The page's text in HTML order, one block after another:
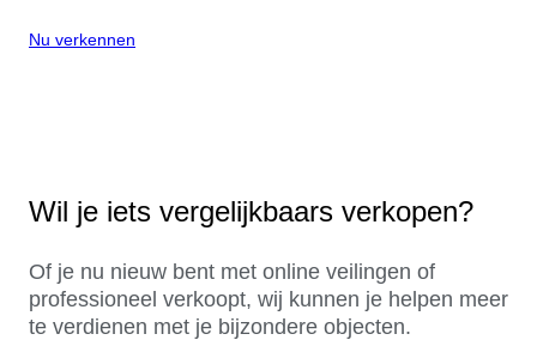
Nu verkennen
Wil je iets vergelijkbaars verkopen?
Of je nu nieuw bent met online veilingen of
professioneel verkoopt, wij kunnen je helpen meer
te verdienen met je bijzondere objecten.